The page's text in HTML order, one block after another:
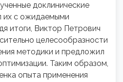
доклинические
их с ожидаемыми
итоги, Виктор Петрович
целесообразности
методики и предложил
Таким образом,
опыта применения